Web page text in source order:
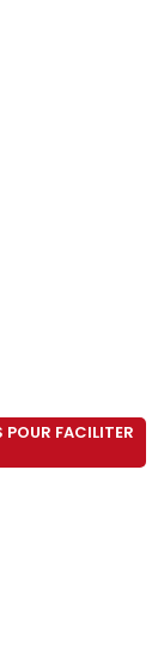
FACILITER